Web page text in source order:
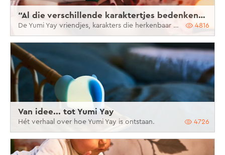
“Al die verschillende karaktertjes bedenken, heerlijk!”
De Yumi Yay vriendjes, karakters die herkenbaar zijn voor elk kind 4816
Van idee... tot Yumi Yay
Hét verhaal over hoe Yumi Yay is ontstaan. 4726